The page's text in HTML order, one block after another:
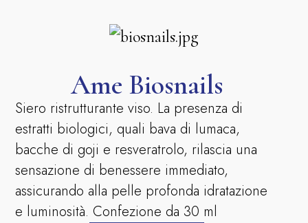
Ame Biosnails
Siero ristrutturante viso. La presenza di
estratti biologici, quali bava di lumaca,
bacche di goji e resveratrolo, rilascia una
sensazione di benessere immediato,
assicurando alla pelle profonda idratazione
e luminosità. Confezione da 30 ml